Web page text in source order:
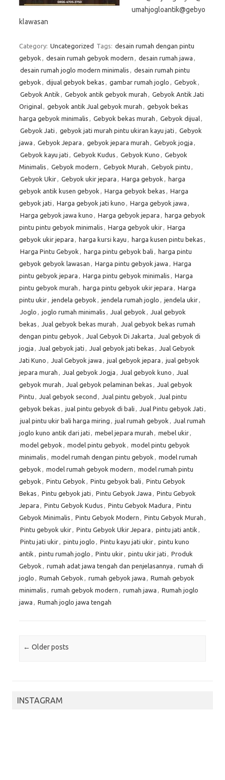
umahjogloantik@gebyo
klawasan
Category: Uncategorized Tags: desain rumah dengan pintu
gebyok , desain rumah gebyok modern , desain rumah jawa ,
desain rumah joglo modern minimalis , desain rumah pintu
gebyok , dijual gebyok bekas , gambar rumah joglo , Gebyok ,
Gebyok Antik , Gebyok antik gebyok murah , Gebyok Antik Jati
Original, gebyok antik Jual gebyok murah , gebyok bekas
harga gebyok minimalis , Gebyok bekas murah , Gebyok dijual,
Gebyok Jati , gebyok jati murah pintu ukiran kayu jati , Gebyok
jawa , Gebyok Jepara , gebyok jepara murah , Gebyok jogja ,
Gebyok kayu jati , Gebyok Kudus , Gebyok Kuno , Gebyok
Minimalis , Gebyok modern , Gebyok Murah , Gebyok pintu ,
Gebyok Ukir, Gebyok ukir jepara , Harga gebyok , harga
gebyok antik kusen gebyok , Harga gebyok bekas , Harga
gebyok jati , Harga gebyok jati kuno , Harga gebyok jawa ,
Harga gebyok jawa kuno , Harga gebyok jepara , harga gebyok
pintu pintu gebyok minimalis , Harga gebyok ukir, Harga
gebyok ukir jepara , harga kursi kayu , harga kusen pintu bekas ,
Harga Pintu Gebyok , harga pintu gebyok bali , harga pintu
gebyok gebyok lawasan , Harga pintu gebyok jawa , Harga
pintu gebyok jepara , Harga pintu gebyok minimalis , Harga
pintu gebyok murah , harga pintu gebyok ukir jepara , Harga
pintu ukir, jendela gebyok , jendela rumah joglo , jendela ukir,
Joglo , joglo rumah minimalis , Jual gebyok , Jual gebyok
bekas , Jual gebyok bekas murah , Jual gebyok bekas rumah
dengan pintu gebyok , Jual Gebyok Di Jakarta , Jual gebyok di
jogja , Jual gebyok jati , Jual gebyok jati bekas , Jual Gebyok
Jati Kuno , Jual Gebyok jawa , jual gebyok jepara , jual gebyok
jepara murah , Jual gebyok Jogja , Jual gebyok kuno , Jual
gebyok murah , Jual gebyok pelaminan bekas , Jual gebyok
Pintu , Jual gebyok second , Jual pintu gebyok , Jual pintu
gebyok bekas , jual pintu gebyok di bali , Jual Pintu gebyok Jati ,
jual pintu ukir bali harga miring , jual rumah gebyok , Jual rumah
joglo kuno antik dari jati , mebel jepara murah , mebel ukir,
model gebyok , model pintu gebyok , model pintu gebyok
minimalis , model rumah dengan pintu gebyok , model rumah
gebyok , model rumah gebyok modern , model rumah pintu
gebyok , Pintu Gebyok , Pintu gebyok bali , Pintu Gebyok
Bekas , Pintu gebyok jati , Pintu Gebyok Jawa , Pintu Gebyok
Jepara , Pintu Gebyok Kudus , Pintu Gebyok Madura , Pintu
Gebyok Minimalis , Pintu Gebyok Modern , Pintu Gebyok Murah ,
Pintu gebyok ukir, Pintu Gebyok Ukir Jepara , pintu jati antik ,
Pintu jati ukir, pintu joglo , Pintu kayu jati ukir, pintu kuno
antik , pintu rumah joglo , Pintu ukir, pintu ukir jati , Produk
Gebyok , rumah adat jawa tengah dan penjelasannya , rumah di
joglo , Rumah Gebyok , rumah gebyok jawa , Rumah gebyok
minimalis , rumah gebyok modern , rumah jawa , Rumah joglo
jawa , Rumah joglo jawa tengah
Post navigation
← Older posts
INSTAGRAM